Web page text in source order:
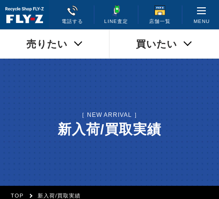
電話する LINE査定 店舗一覧 MENU
売りたい 買いたい
［ NEW ARRIVAL ］
新入荷/買取実績
TOP
新入荷/買取実績